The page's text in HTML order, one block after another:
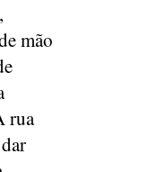
mão
rua